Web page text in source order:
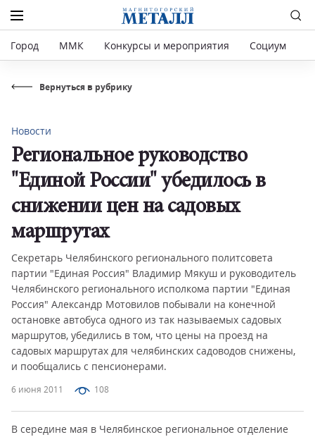
Город ММК Конкурсы и мероприятия Социум
Вернуться в рубрику
6 июня 2011 108
Новости
Региональное руководство
"Единой России" убедилось в
снижении цен на садовых
маршрутах
Секретарь Челябинского регионального политсовета
партии "Единая Россия" Владимир Мякуш и руководитель
Челябинского регионального исполкома партии "Единая
Россия" Александр Мотовилов побывали на конечной
остановке автобуса одного из так называемых садовых
маршрутов, убедились в том, что цены на проезд на
садовых маршрутах для челябинских садоводов снижены,
и пообщались с пенсионерами.
В середине мая в Челябинское региональное отделение